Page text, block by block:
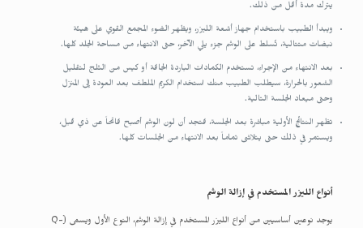
يترك مدة أقل من ذلك.
ويبدأ الطبيب باستخدام جهاز أشعة الليزر، ويظهر الضوء المجمع القوي على هيئة
نبضات متتالية، تُسلط على الوشم جزء يلي الآخر، حتى الانتهاء من مساحة الجلد كلها.
بعد الانتهاء من الإجراء، تستخدم الكمادات الباردة الجافة أو كيس من الثلج لتقليل
الشعور بالحرارة، سيطلب الطبيب منك استخدام الكريم الملطف بعد العودة إلى المنزل
وحتى ميعاد الجلسة التالية.
تظهر النتائج الأولية مباشرة بعد الجلسة، فتجد أن لون الوشم أصبح فاتحاً عن ذي قبل،
ويستمر في ذلك حتى يتلاشى تماماً بعد الانتهاء من الجلسات كلها.
أنواع الليزر المستخدم في إزالة الوشم
يوجد نوعين أساسيين من أنواع الليزر المستخدم في إزالة الوشم، النوع الأول ويسمى (Q-